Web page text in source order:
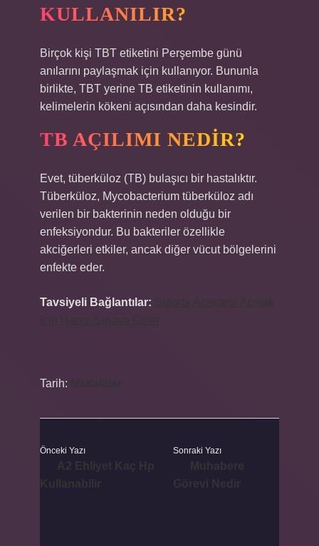
KULLANILIR?
Birçok kişi TBT etiketini Perşembe günü
anılarını paylaşmak için kullanıyor. Bununla
birlikte, TBT yerine TB etiketinin kullanımı,
kelimelerin kökeni açısından daha kesindir.
TB AÇILIMI NEDIR?
Evet, tüberküloz (TB) bulaşıcı bir hastalıktır.
Tüberküloz, Mycobacterium tüberküloz adı
verilen bir bakterinin neden olduğu bir
enfeksiyondur. Bu bakteriler özellikle
akciğerleri etkiler, ancak diğer vücut bölgelerini
enfekte eder.
Tavsiyeli Bağlantılar:
Tarih:
Önceki Yazı Sonraki Yazı